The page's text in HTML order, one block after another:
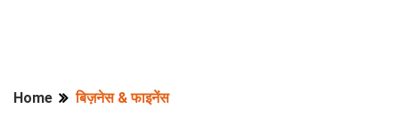
Home बिज़नेस & फाइनेंस